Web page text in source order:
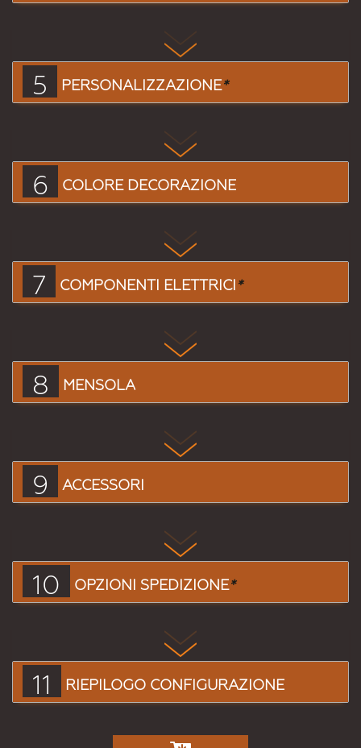
5 PERSONALIZZAZIONE*
6 COLORE DECORAZIONE
7 COMPONENTI ELETTRICI*
8 MENSOLA
9 ACCESSORI
10 OPZIONI SPEDIZIONE*
11 RIEPILOGO CONFIGURAZIONE